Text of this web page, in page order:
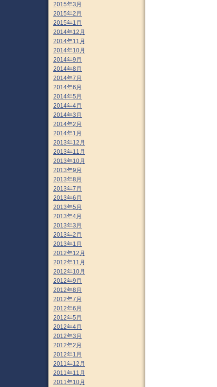
2015年3月
2015年2月
2015年1月
2014年12月
2014年11月
2014年10月
2014年9月
2014年8月
2014年7月
2014年6月
2014年5月
2014年4月
2014年3月
2014年2月
2014年1月
2013年12月
2013年11月
2013年10月
2013年9月
2013年8月
2013年7月
2013年6月
2013年5月
2013年4月
2013年3月
2013年2月
2013年1月
2012年12月
2012年11月
2012年10月
2012年9月
2012年8月
2012年7月
2012年6月
2012年5月
2012年4月
2012年3月
2012年2月
2012年1月
2011年12月
2011年11月
2011年10月